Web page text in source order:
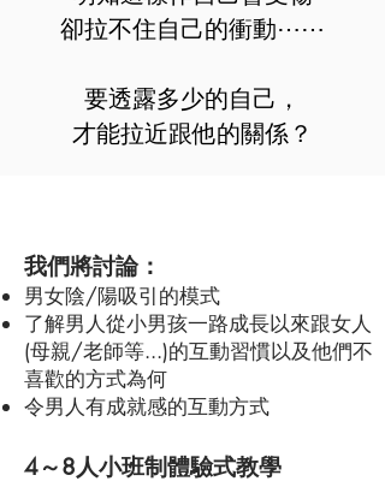
卻拉不住自己的衝動⋯⋯
要透露多少的自己，
​才能拉近跟他的關係？
我們將討論：
男女陰/陽吸引的模式
了解男人從小男孩一路成長以來跟女人
(母親/老師等...)的互動習慣以及他們不
喜歡的方式為何
令男人有成就感的互動方式
4～8人小班制體驗式教學